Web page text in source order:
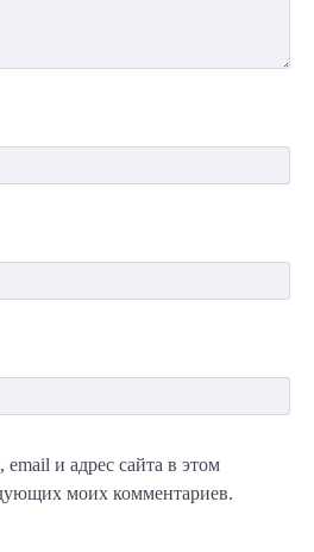
и адрес сайта в этом
моих комментариев.